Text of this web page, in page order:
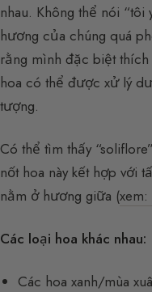
nhau. Không thể nói “tôi
hương của chúng quá
rằng mình đặc biệt thích
hoa có thể được xử lý
tượng.
Có thể tìm thấy
nốt hoa này kết hợp với
nằm ở hương giữa (
Các loại hoa khác nhau:
Các hoa xanh/mùa